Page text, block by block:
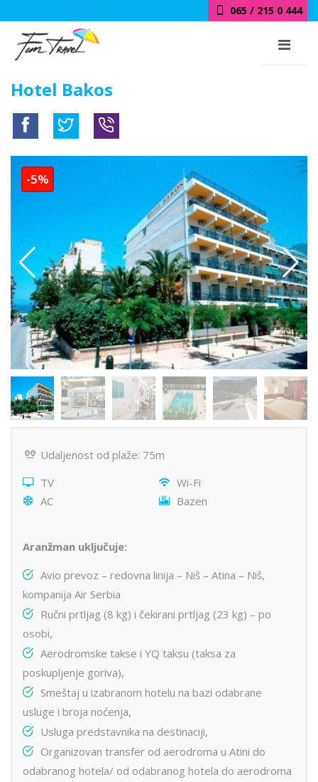
065 / 215 0 444
Hotel Bakos
Udaljenost od plaže: 75m
TV
Wi-Fi
AC
Bazen
Aranžman uključuje:
Avio prevoz – redovna linija – Niš – Atina – Niš,
kompanija Air Serbia
Ručni prtljag (8 kg) i čekirani prtljag (23 kg) – po
osobi,
Aerodromske takse i YQ taksu (taksa za
poskupljenje goriva),
Smeštaj u izabranom hotelu na bazi odabrane
usluge i broja noćenja,
Usluga predstavnika na destinaciji,
Organizovan transfer od aerodroma u Atini do
odabranog hotela/ od odabranog hotela do aerodroma